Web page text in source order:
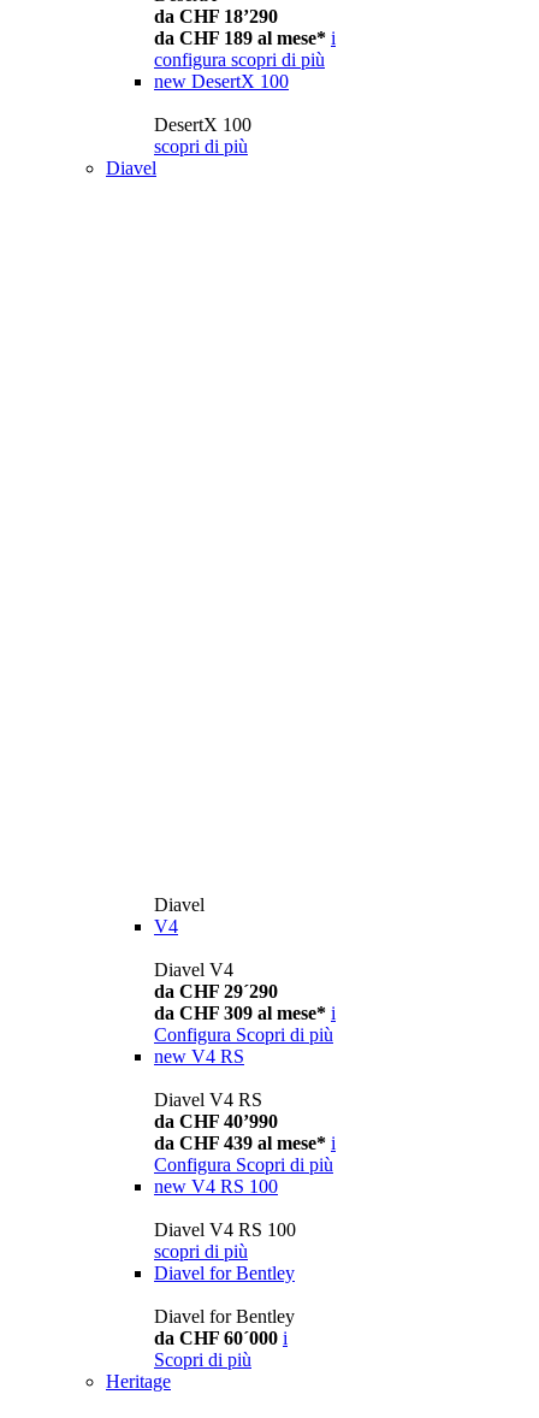
da CHF 18’290
da CHF 189 al mese* i
configura scopri di più
new DesertX 100
DesertX 100
scopri di più
Diavel
Diavel
V4
Diavel V4
da CHF 29´290
da CHF 309 al mese* i
Configura Scopri di più
new V4 RS
Diavel V4 RS
da CHF 40’990
da CHF 439 al mese* i
Configura Scopri di più
new V4 RS 100
Diavel V4 RS 100
scopri di più
Diavel for Bentley
Diavel for Bentley
da CHF 60´000 i
Scopri di più
Heritage